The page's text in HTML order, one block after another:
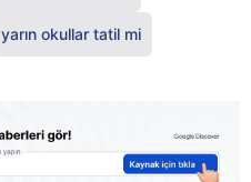
yarın okullar tatil mi